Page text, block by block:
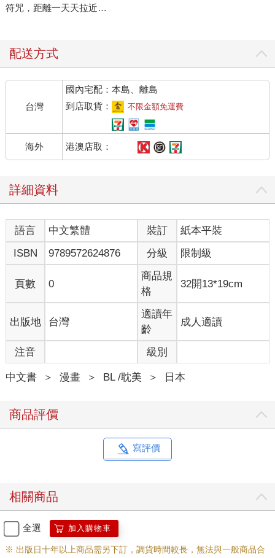
符咒，距離一天天拉近…
配送方式
台灣
國內宅配：本島、離島
到店取貨：
不限金額免運費
海外 港澳店取：
詳細資料
語言 中文繁體 裝訂
紙本平裝
ISBN
9789572624876 分級 限制級
頁數 0
商品規
格
32開13*19cm
出版地 台灣
適讀年
齡
成人適讀
注音 級別
中文書 ＞ 漫畫 ＞ BL /耽美 ＞ 日本
商品評價
寫評價
相關商品
全選 加入購物車
※ 出版日十年以上商品需另下訂，調貨時間較長，無法與一般商品合